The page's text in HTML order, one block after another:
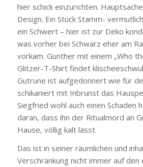
hier schick einzurichten.
Design. Ein Stück Stamm-
ein Schwert – hier ist zur Deko
was vorher bei Schwarz eher am
vorkam. Gunther mit einem „Who
Glitzer-T-Shirt findet
Gutrune ist aufgedonnert wie für
schikaniert mit Inbrunst das
Siegfried wohl auch einen Schaden
daran, dass ihn der Ritualmord an
Hause, völlig kalt lässt.
Das ist in seiner räumlichen und
Verschränkung nicht immer auf den